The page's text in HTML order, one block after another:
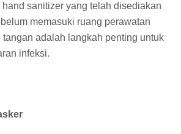
sanitizer yang telah disediakan
memasuki ruang perawatan
adalah langkah penting untuk
infeksi.